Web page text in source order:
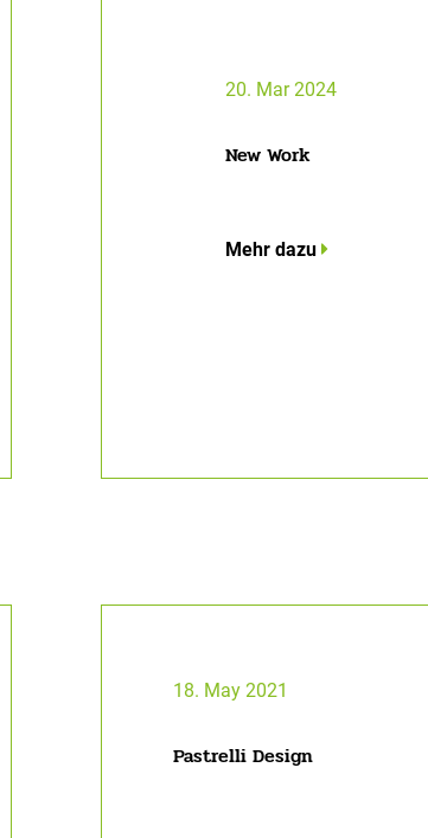
20. Mar 2024
New Work
Mehr dazu
18. May 2021
Pastrelli Design